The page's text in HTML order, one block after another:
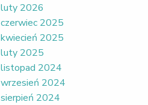
luty 2026
czerwiec 2025
kwiecień 2025
luty 2025
listopad 2024
wrzesień 2024
sierpień 2024